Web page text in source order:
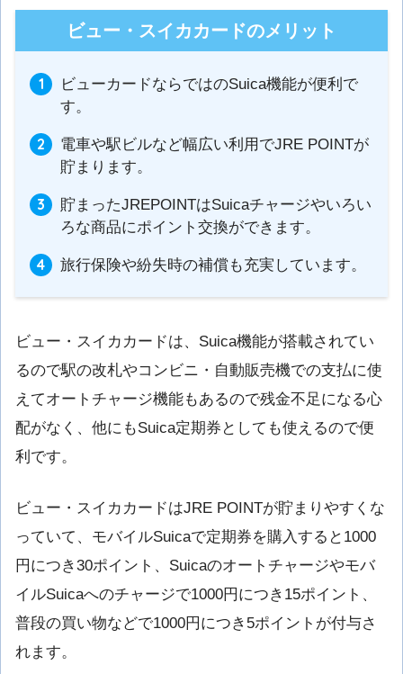
ビュー・スイカカードのメリット
ビューカードならではのSuica機能が便利で
す。
電車や駅ビルなど幅広い利用でJRE POINTが
貯まります。
貯まったJREPOINTはSuicaチャージやいろい
ろな商品にポイント交換ができます。
旅行保険や紛失時の補償も充実しています。
ビュー・スイカカードは、Suica機能が搭載されてい
るので駅の改札やコンビニ・自動販売機での支払に使
えてオートチャージ機能もあるので残金不足になる心
配がなく、他にもSuica定期券としても使えるので便
利です。
ビュー・スイカカードはJRE POINTが貯まりやすくな
っていて、モバイルSuicaで定期券を購入すると1000
円につき30ポイント、Suicaのオートチャージやモバ
イルSuicaへのチャージで1000円につき15ポイント、
普段の買い物などで1000円につき5ポイントが付与さ
れます。